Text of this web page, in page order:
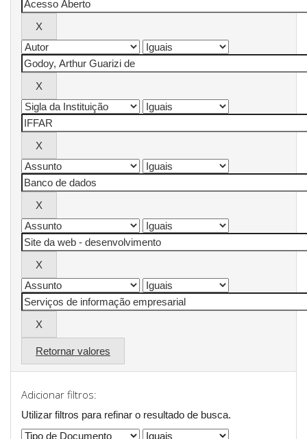
Retornar valores
Adicionar filtros:
Utilizar filtros para refinar o resultado de busca.